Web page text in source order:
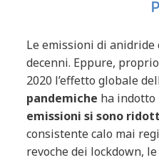
Le emissioni di anidride
decenni. Eppure,
2020 l’effetto globale
pandemiche ha indotto
emissioni si sono
consistente calo mai
revoche dei lockdown,